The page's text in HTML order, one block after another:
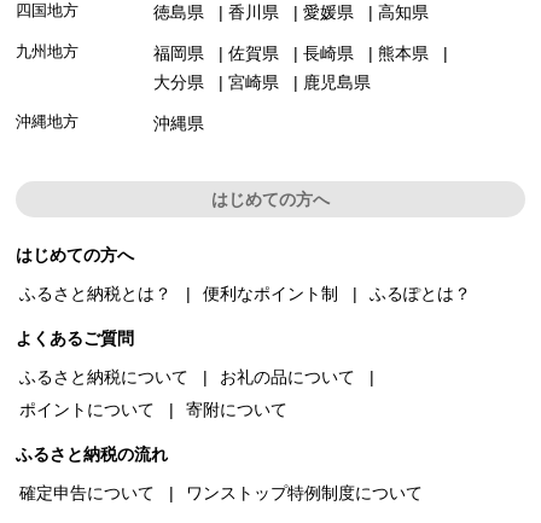
四国地方 徳島県 香川県 愛媛県 高知県
九州地方 福岡県 佐賀県 長崎県
熊本県
大分県
宮崎県 鹿児島県
沖縄地方 沖縄県
はじめての方へ
はじめての方へ
ふるさと納税とは？
便利なポイント制 ふるぽとは？
よくあるご質問
ふるさと納税について
お礼の品について
ポイントについて
寄附について
ふるさと納税の流れ
確定申告について
ワンストップ特例制度について